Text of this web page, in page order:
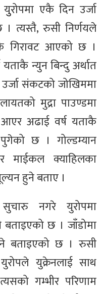
एकै दिन उर्जा
त्यस्तै, रुसी निर्णयले
गिरावट आएको छ ।
न्युन बिन्दु अर्थात
संकटको जोखिममा
मुद्रा पाउण्डमा
आएर अढाई वर्ष यताकै
छ । गोल्डम्यान
माईकल क्याहिलका
हुने बताए ।
नगरे युरोपमा
छ । जाँडोमा
बताइएको छ । रुसी
युरोपले युक्रेनलाई साथ
गम्भीर परिणाम